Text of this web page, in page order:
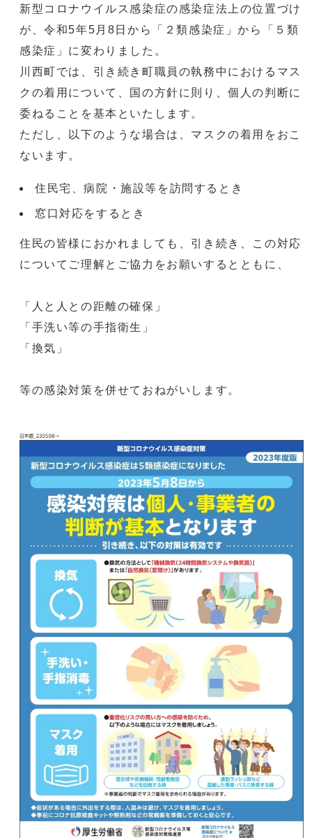
新型コロナウイルス感染症の感染症法上の位置づけ
が、令和5年5月8日から「２類感染症」から「５類
感染症」に変わりました。
川西町では、引き続き町職員の執務中におけるマス
クの着用について、国の方針に則り、個人の判断に
委ねることを基本といたします。
ただし、以下のような場合は、マスクの着用をおこ
ないます。
住民宅、病院・施設等を訪問するとき
窓口対応をするとき
住民の皆様におかれましても、引き続き、この対応
についてご理解とご協力をお願いするとともに、
「人と人との距離の確保」
「手洗い等の手指衛生」
「換気」
等の感染対策を併せておねがいします。